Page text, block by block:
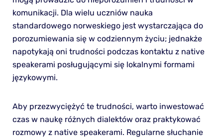
komunikacji. Dla wielu uczniów nauka
standardowego norweskiego jest wystarczająca do
porozumiewania się w codziennym życiu; jednakże
napotykają oni trudności podczas kontaktu z native
speakerami posługującymi się lokalnymi formami
językowymi.
Aby przezwyciężyć te trudności, warto inwestować
czas w naukę różnych dialektów oraz praktykować
rozmowy z native speakerami. Regularne słuchanie